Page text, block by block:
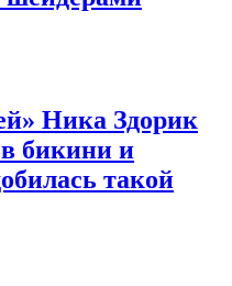
Ника Здорик
бикини и
такой